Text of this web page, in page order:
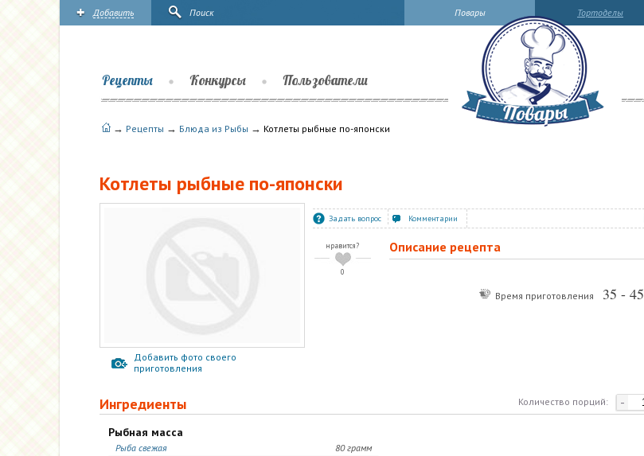
Тортоделы
Повары
Добавить Поиск
Рецепты Конкурсы Пользователи
→ Рецепты → Блюда из Рыбы → Котлеты рыбные по-японски
Котлеты рыбные по-японски
Добавить фото своего
приготовления
Задать вопрос Комментарии
нравится?
0
Описание рецепта
Время приготовления 35 - 45
-
Количество порций:
Ингредиенты
Рыбная масса
80 грамм
Рыба свежая